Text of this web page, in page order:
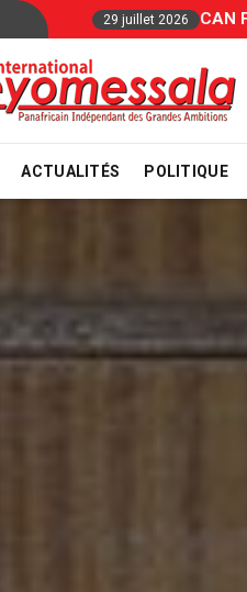
ACTUALITÉS POLITIQUE
29 juillet 2026